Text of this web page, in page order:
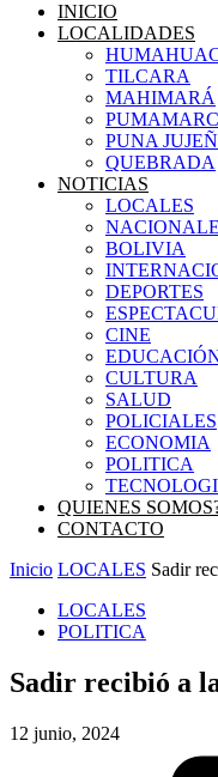
INICIO
LOCALIDADES
TILCARA
MAHIMARÁ
PUNA
QUEBRADA
NOTICIAS
LOCALES
BOLIVIA
DEPORTES
CINE
CULTURA
SALUD
POLICIALES
ECONOMIA
POLITICA
QUIENES
CONTACTO
Inicio LOCALES Sadir
LOCALES
POLITICA
Sadir recibió a
12 junio, 2024